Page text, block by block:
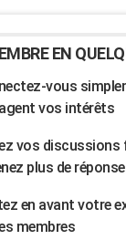
EN
vous
vos intérêts
vos discussions
plus de
en avant votre
membres